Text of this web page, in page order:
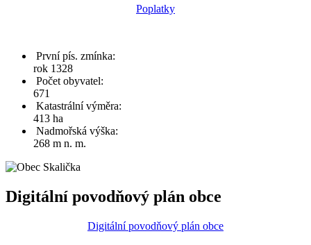
Poplatky
První pís. zmínka:
rok 1328
Počet obyvatel:
671
Katastrální výměra:
413 ha
Nadmořská výška:
268 m n. m.
Digitální povodňový plán obce
Digitální povodňový plán obce